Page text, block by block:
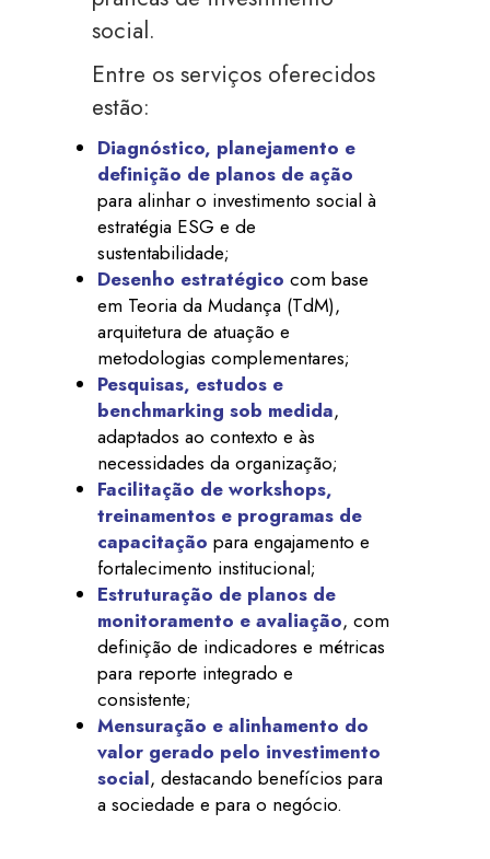
social.
Entre os serviços oferecidos
estão:
Diagnóstico, planejamento e
definição de planos de ação
para alinhar o investimento social à
estratégia ESG e de
sustentabilidade;
Desenho estratégico com base
em Teoria da Mudança (TdM),
arquitetura de atuação e
metodologias complementares;
Pesquisas, estudos e
benchmarking sob medida,
adaptados ao contexto e às
necessidades da organização;
Facilitação de workshops,
treinamentos e programas de
capacitação para engajamento e
fortalecimento institucional;
Estruturação de planos de
monitoramento e avaliação, com
definição de indicadores e métricas
para reporte integrado e
consistente;
Mensuração e alinhamento do
valor gerado pelo investimento
social, destacando benefícios para
a sociedade e para o negócio.